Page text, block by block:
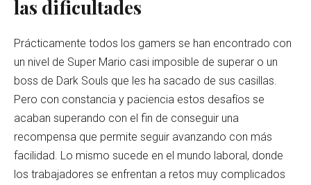
las dificultades
Prácticamente todos los gamers se han encontrado con
un nivel de Super Mario casi imposible de superar o un
boss de Dark Souls que les ha sacado de sus casillas.
Pero con constancia y paciencia estos desafíos se
acaban superando con el fin de conseguir una
recompensa que permite seguir avanzando con más
facilidad. Lo mismo sucede en el mundo laboral, donde
los trabajadores se enfrentan a retos muy complicados